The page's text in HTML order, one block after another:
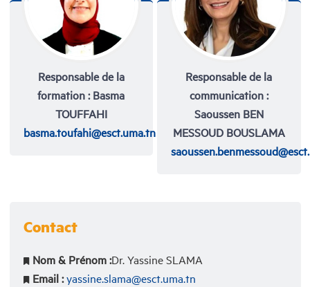
Responsable de la
formation : Basma
TOUFFAHI
basma.toufahi@esct.uma.tn
Responsable de la
communication :
Saoussen BEN
MESSOUD BOUSLAMA
Contact
Nom & Prénom :Dr. Yassine SLAMA
Email :yassine.slama@esct.uma.tn